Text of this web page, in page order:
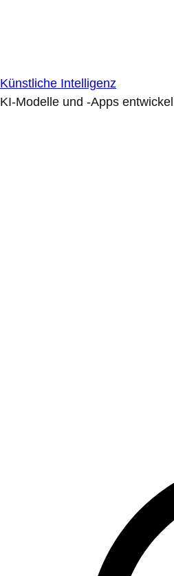
Künstliche Intelligenz
KI-Modelle und -Apps